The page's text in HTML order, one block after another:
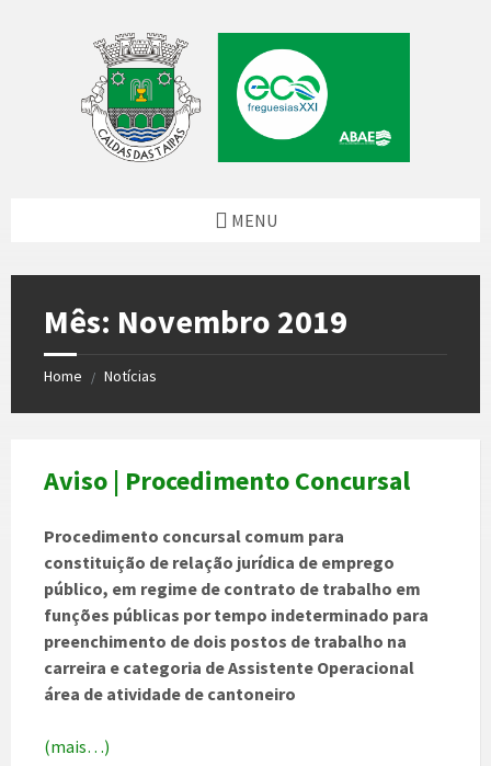
MENU
Mês: Novembro 2019
Home / Notícias
Aviso | Procedimento Concursal
Procedimento concursal comum para
constituição de relação jurídica de emprego
público, em regime de contrato de trabalho em
funções públicas por tempo indeterminado para
preenchimento de dois postos de trabalho na
carreira e categoria de Assistente Operacional
área de atividade de cantoneiro
(mais…)